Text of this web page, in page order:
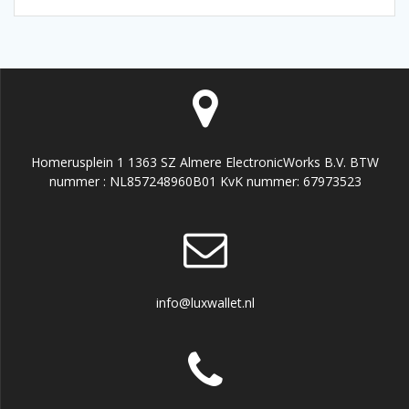
Homerusplein 1 1363 SZ Almere ElectronicWorks B.V. BTW
nummer : NL857248960B01 KvK nummer: 67973523
info@luxwallet.nl